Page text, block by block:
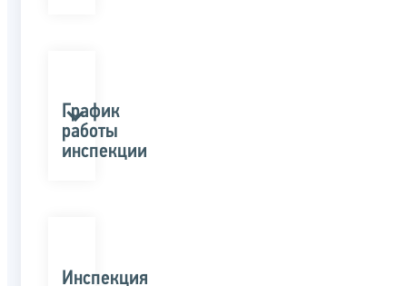
График
работы
инспекции
Инспекция